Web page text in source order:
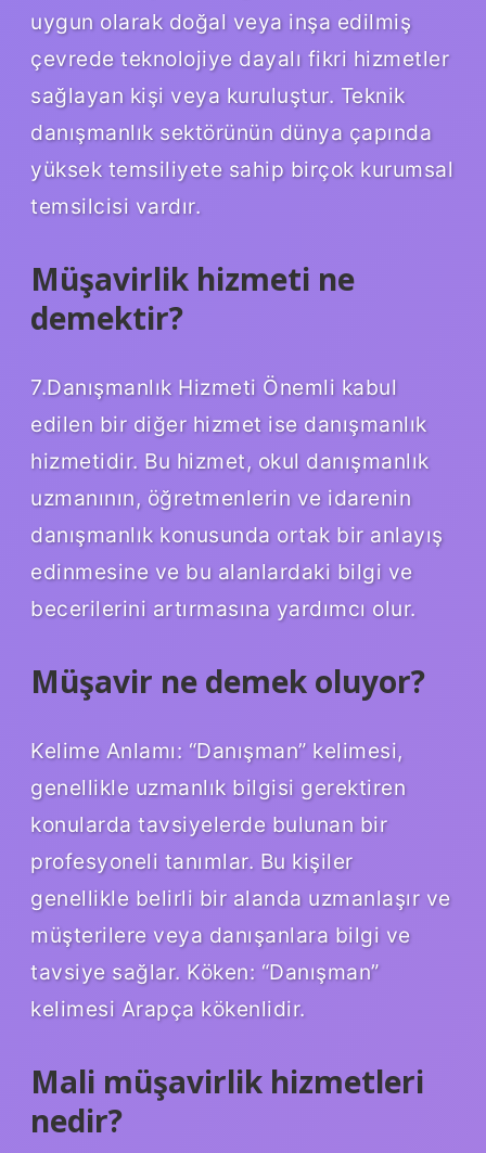
uygun olarak doğal veya inşa edilmiş
çevrede teknolojiye dayalı fikri hizmetler
sağlayan kişi veya kuruluştur. Teknik
danışmanlık sektörünün dünya çapında
yüksek temsiliyete sahip birçok kurumsal
temsilcisi vardır.
Müşavirlik hizmeti ne
demektir?
7.Danışmanlık Hizmeti Önemli kabul
edilen bir diğer hizmet ise danışmanlık
hizmetidir. Bu hizmet, okul danışmanlık
uzmanının, öğretmenlerin ve idarenin
danışmanlık konusunda ortak bir anlayış
edinmesine ve bu alanlardaki bilgi ve
becerilerini artırmasına yardımcı olur.
Müşavir ne demek oluyor?
Kelime Anlamı: “Danışman” kelimesi,
genellikle uzmanlık bilgisi gerektiren
konularda tavsiyelerde bulunan bir
profesyoneli tanımlar. Bu kişiler
genellikle belirli bir alanda uzmanlaşır ve
müşterilere veya danışanlara bilgi ve
tavsiye sağlar. Köken: “Danışman”
kelimesi Arapça kökenlidir.
Mali müşavirlik hizmetleri
nedir?